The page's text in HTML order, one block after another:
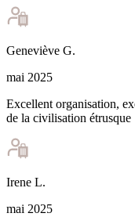
Geneviève G.
mai 2025
Excellent organisation,
de la civilisation étrusque
Irene L.
mai 2025